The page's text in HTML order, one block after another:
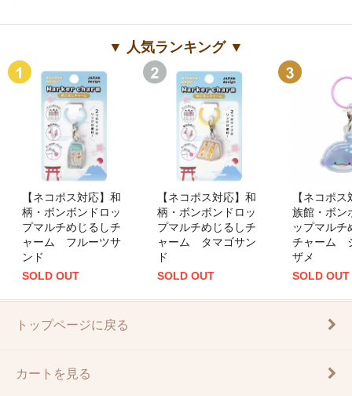
▼ 人気ランキング ▼
【ネコポス対応】和
柄・ボンボンドロッ
プマルチめじるしチ
ャーム フルーツサ
ンド
SOLD OUT
【ネコポス対応】和
柄・ボンボンドロッ
プマルチめじるしチ
ャーム タマゴサン
ド
SOLD OUT
【ネコポ
族館・ボン
ップマルチ
チャーム
ザメ
SOLD OUT
トップページに戻る
カートを見る